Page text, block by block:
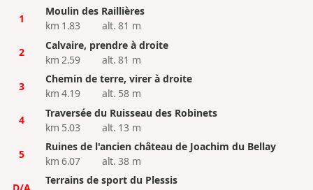
1
Moulin des Raillières
km 1.83
alt. 81 m
2
Calvaire, prendre à droite
km 2.59
alt. 81 m
3
Chemin de terre, virer à droite
km 4.19
alt. 58 m
4
Traversée du Ruisseau des Robinets
km 5.03
alt. 13 m
5
Ruines de l'ancien château de Joachim du Bellay
km 6.07
alt. 38 m
Terrains de sport du Plessis